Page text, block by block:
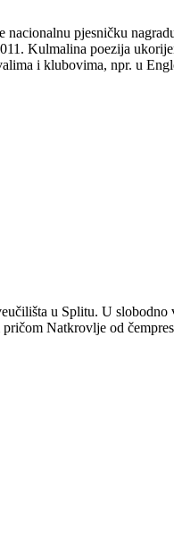
pjesničku
Kulmalina poezija
i klubovima, npr. u
u Splitu. U
Natkrovlje od